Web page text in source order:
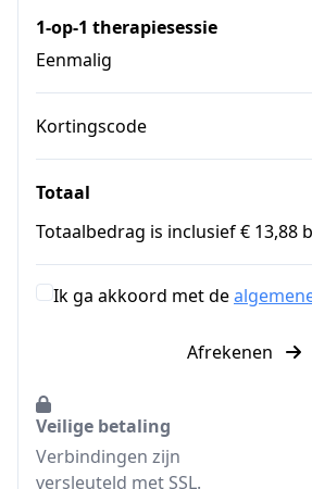
1-op-1 therapiesessie
Eenmalig
Kortingscode
Totaal
Totaalbedrag is inclusief € 13,88
Ik ga akkoord met de
Afrekenen
Veilige betaling
Verbindingen zijn
versleuteld met SSL.